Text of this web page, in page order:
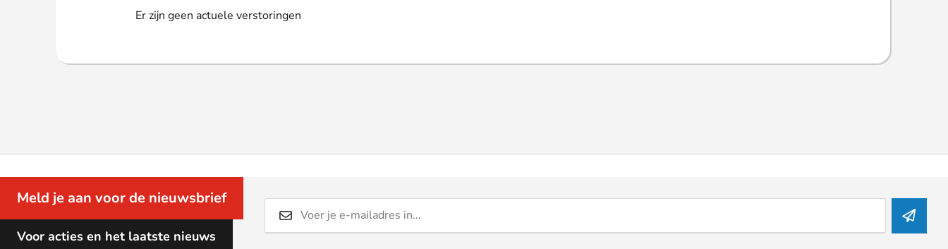
Er zijn geen actuele verstoringen
Meld je aan voor de nieuwsbrief
Voor acties en het laatste nieuws